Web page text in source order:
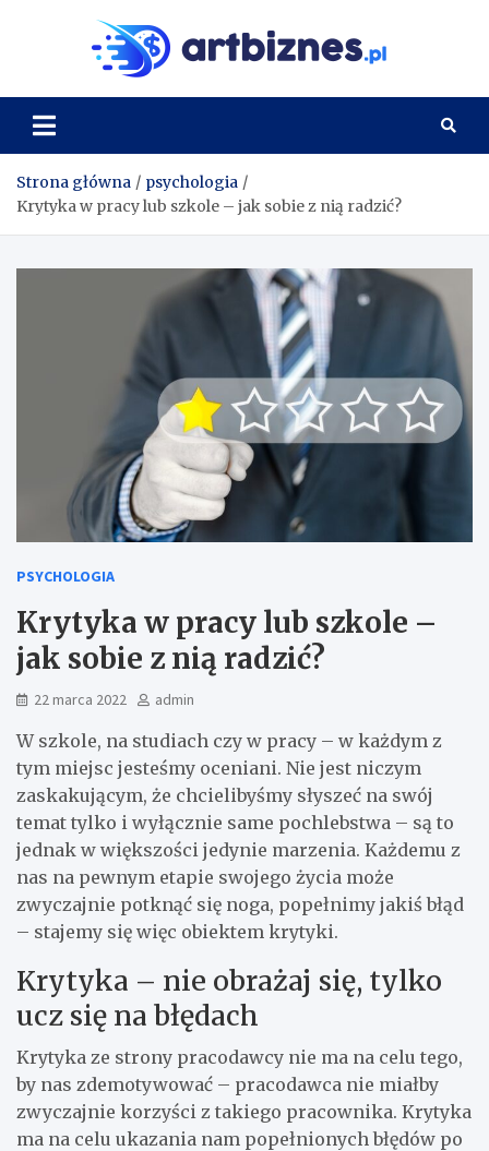
Strona główna
psychologia
Krytyka w pracy lub szkole – jak sobie z nią radzić?
PSYCHOLOGIA
Krytyka w pracy lub szkole –
jak sobie z nią radzić?
22 marca 2022 admin
W szkole, na studiach czy w pracy – w każdym z
tym miejsc jesteśmy oceniani. Nie jest niczym
zaskakującym, że chcielibyśmy słyszeć na swój
temat tylko i wyłącznie same pochlebstwa – są to
jednak w większości jedynie marzenia. Każdemu z
nas na pewnym etapie swojego życia może
zwyczajnie potknąć się noga, popełnimy jakiś błąd
– stajemy się więc obiektem krytyki.
Krytyka – nie obrażaj się, tylko
ucz się na błędach
Krytyka ze strony pracodawcy nie ma na celu tego,
by nas zdemotywować – pracodawca nie miałby
zwyczajnie korzyści z takiego pracownika. Krytyka
ma na celu ukazania nam popełnionych błędów po